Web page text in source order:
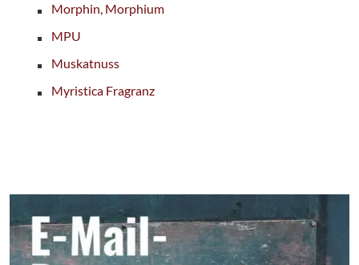
Morphin, Morphium
MPU
Muskatnuss
Myristica Fragranz
Seitenbereich